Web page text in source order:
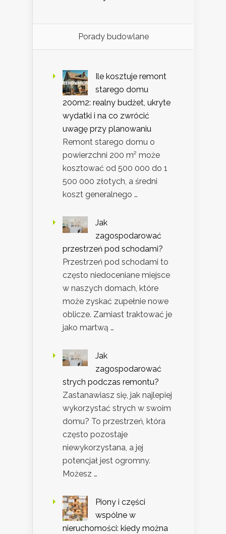
Porady budowlane
Ile kosztuje remont
starego domu
200m2: realny budżet, ukryte
wydatki i na co zwrócić
uwagę przy planowaniu
Remont starego domu o
powierzchni 200 m² może
kosztować od 500 000 do 1
500 000 złotych, a średni
koszt generalnego …
Jak
zagospodarować
przestrzeń pod schodami?
Przestrzeń pod schodami to
często niedoceniane miejsce
w naszych domach, które
może zyskać zupełnie nowe
oblicze. Zamiast traktować je
jako martwą …
Jak
zagospodarować
strych podczas remontu?
Zastanawiasz się, jak najlepiej
wykorzystać strych w swoim
domu? To przestrzeń, która
często pozostaje
niewykorzystana, a jej
potencjał jest ogromny.
Możesz …
Piony i części
wspólne w
nieruchomości: kiedy można